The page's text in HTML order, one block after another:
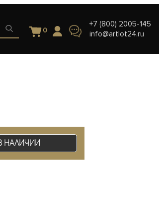
0
+7 (800) 2005-145
info@artlot24.ru
наличии